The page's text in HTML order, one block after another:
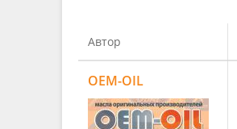
Автор
OEM-OIL